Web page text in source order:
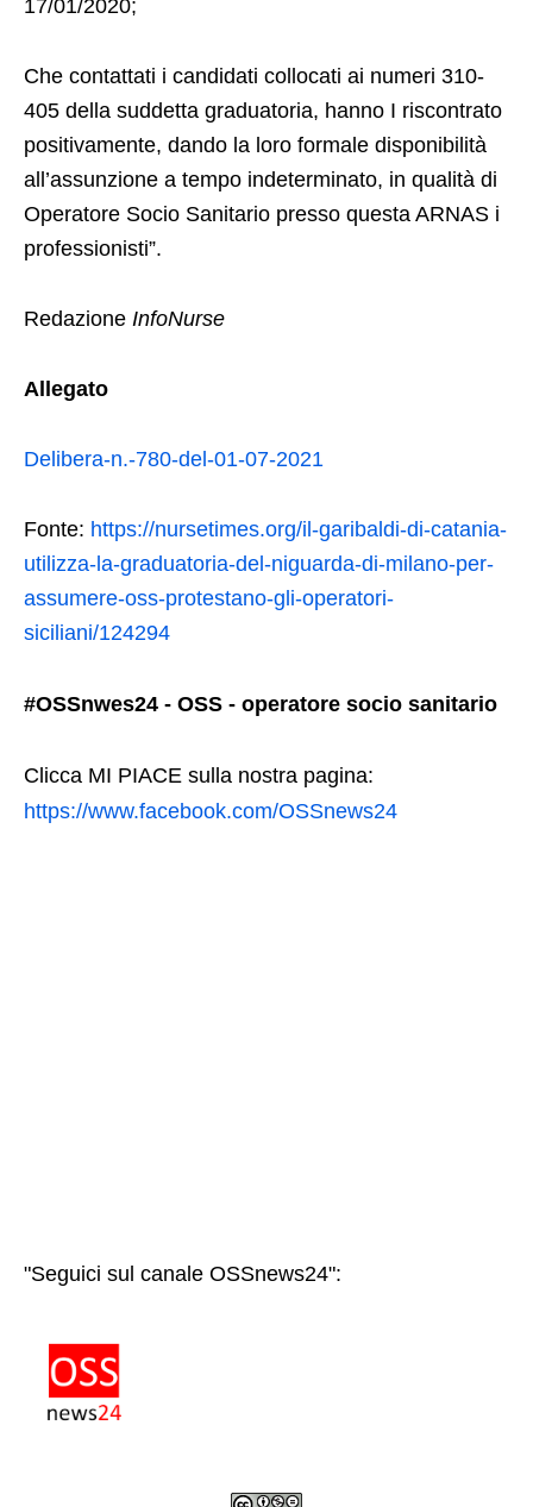
17/01/2020;
Che contattati i candidati collocati ai numeri 310-
405 della suddetta graduatoria, hanno I riscontrato
positivamente, dando la loro formale disponibilità
all’assunzione a tempo indeterminato, in qualità di
Operatore Socio Sanitario presso questa ARNAS i
professionisti”.
Redazione InfoNurse
Allegato
Delibera-n.-780-del-01-07-2021
Fonte: https://nursetimes.org/il-garibaldi-di-catania-
utilizza-la-graduatoria-del-niguarda-di-milano-per-
assumere-oss-protestano-gli-operatori-
siciliani/124294
#OSSnwes24 - OSS - operatore socio sanitario
Clicca MI PIACE sulla nostra pagina:
https://www.facebook.com/OSSnews24
"Seguici sul canale OSSnews24":